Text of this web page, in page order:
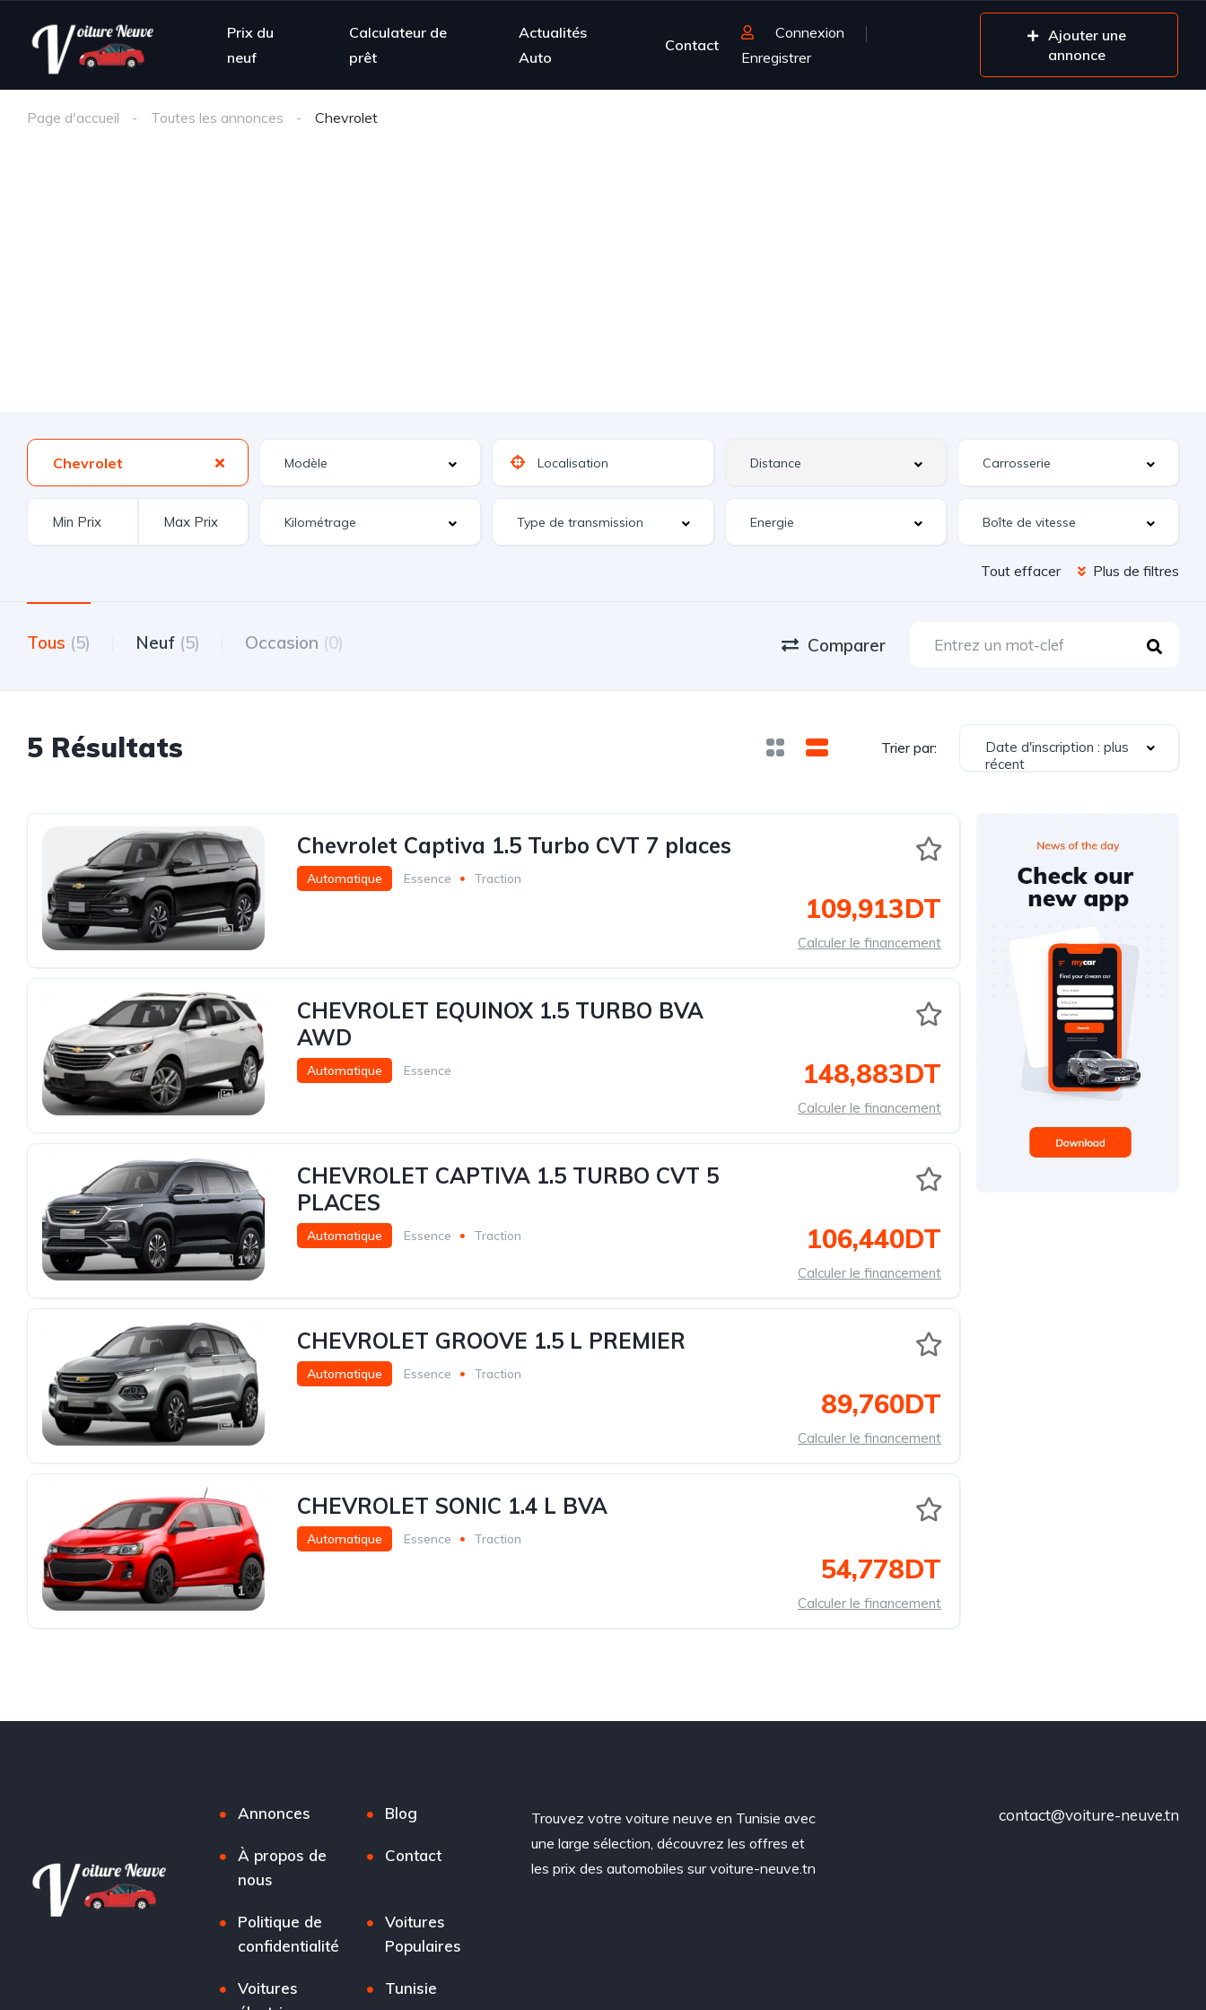
Prix du
neuf
Calculateur de
prêt
Actualités
Auto
Contact
Connexion
Enregistrer
Ajouter une
annonce
Page d'accueil Toutes les annonces Chevrolet
Chevrolet
Tout effacer Plus de filtres
Tous (5) Neuf (5) Occasion (0) Comparer
5 Résultats Trier par:
Date d'inscription : plus
récent
1
Chevrolet Captiva 1.5 Turbo CVT 7 places
Automatique Essence Traction
109,913DT
Calculer le financement
1
CHEVROLET EQUINOX 1.5 TURBO BVA
AWD
Automatique Essence 148,883DT
Calculer le financement
1
CHEVROLET CAPTIVA 1.5 TURBO CVT 5
PLACES
Automatique Essence Traction 106,440DT
Calculer le financement
1
CHEVROLET GROOVE 1.5 L PREMIER
Automatique Essence Traction
89,760DT
Calculer le financement
1
CHEVROLET SONIC 1.4 L BVA
Automatique Essence Traction
54,778DT
Calculer le financement
Annonces Blog
À propos de
nous
Contact
Politique de
confidentialité
Voitures
Populaires
Voitures
Tunisie
Trouvez votre voiture neuve en Tunisie avec
une large sélection, découvrez les offres et
les prix des automobiles sur voiture-neuve.tn
contact@voiture-neuve.tn